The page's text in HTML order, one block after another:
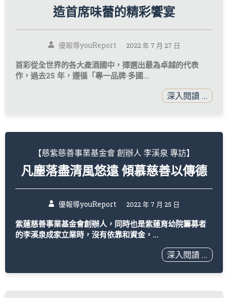
造首席味蕾的精彩饗宴
優報導youReport 2022 年 7 月 27 日
首彩從全世界的各大產酒國中，擇選出最為卓越的代表
作，過去25 年，遵循「專一品牌·多國...
深入閱讀 ...
【慈紫慈善事業基金會 創辦人 李溪泉 專訪】
凡塵落盡清風悠遠 傾慕慈善以傳德
優報導youReport 2022 年 7 月 25 日
紫蓮慈善事業基金會創辦人，同時也是紫蓮育幼院籌募者
的李溪泉成家立業時，沒有依靠和資金，...
深入閱讀 ...